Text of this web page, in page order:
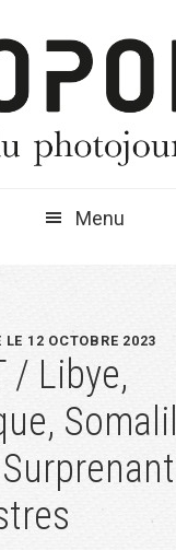
Menu
12 OCTOBRE 2023
/ Libye,